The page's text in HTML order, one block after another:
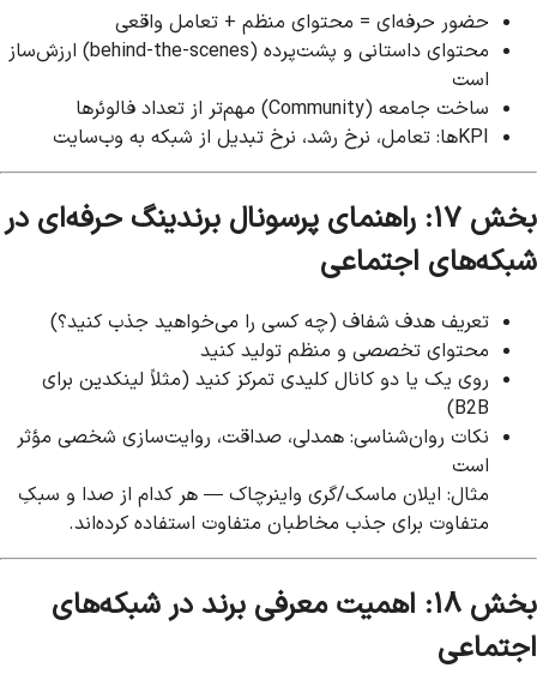
حضور حرفه‌ای = محتوای منظم + تعامل واقعی
محتوای داستانی و پشت‌پرده (behind-the-scenes) ارزش‌ساز
است
ساخت جامعه (Community) مهم‌تر از تعداد فالوئرها
KPIها: تعامل، نرخ رشد، نرخ تبدیل از شبکه به وب‌سایت
بخش ۱۷: راهنمای پرسونال برندینگ حرفه‌ای در
شبکه‌های اجتماعی
تعریف هدف شفاف (چه کسی را می‌خواهید جذب کنید؟)
محتوای تخصصی و منظم تولید کنید
روی یک یا دو کانال کلیدی تمرکز کنید (مثلاً لینکدین برای
B2B)
نکات روان‌شناسی: همدلی، صداقت، روایت‌سازی شخصی مؤثر
است
مثال: ایلان ماسک/گری واینرچاک — هر کدام از صدا و سبکِ
متفاوت برای جذب مخاطبان متفاوت استفاده کرده‌اند.
بخش ۱۸: اهمیت معرفی برند در شبکه‌های
اجتماعی